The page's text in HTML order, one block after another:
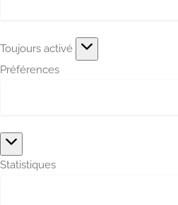
Fonctionnel
Toujours activé
Préférences
Préférences
Statistiques